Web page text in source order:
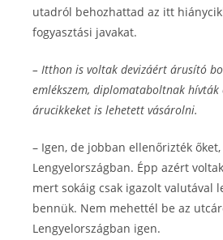
utadról behozhattad az itt
fogyasztási javakat.
– Itthon is voltak devizáért árusító
emlékszem, diplomataboltnak
árucikkeket is lehetett vásárolni.
– Igen, de jobban ellenőrizték
Lengyelországban. Épp azért
mert sokáig csak igazolt valutával
bennük. Nem mehettél be az
Lengyelországban igen.